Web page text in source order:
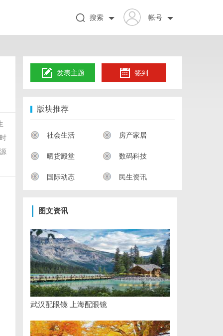
帐号
搜索
发表主题 签到
版块推荐
社会生活 房产家居
晒货殿堂 数码科技
国际动态 民生资讯
图文资讯
武汉配眼镜 上海配眼镜